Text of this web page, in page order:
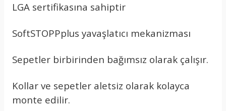
LGA sertifikasına sahiptir
SoftSTOPPplus yavaşlatıcı mekanizması
Sepetler birbirinden bağımsız olarak çalışır.
Kollar ve sepetler aletsiz olarak kolayca
monte edilir.